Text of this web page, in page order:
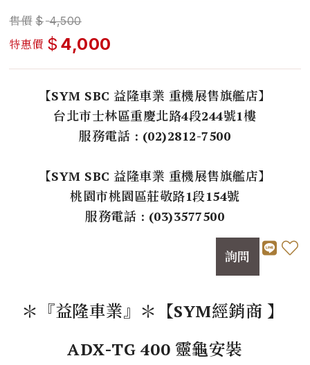
售價 $ 4,500
特惠價 $ 4,000
【SYM SBC 益隆車業 重機展售旗艦店】
台北市士林區重慶北路4段244號1樓
服務電話 : (02)2812-7500
【SYM SBC 益隆車業 重機展售旗艦店】
桃園市桃園區莊敬路1段154號
服務電話 : (03)3577500
詢問
＊『益隆車業』＊【SYM經銷商 】
ADX-TG 400 靈龜安裝